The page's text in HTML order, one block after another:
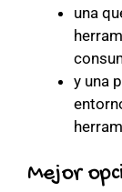
una
y una
Mejor